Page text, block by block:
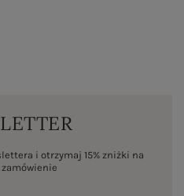
i otrzymaj 15% zniżki na